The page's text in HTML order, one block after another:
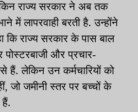
राज्य सरकार ने अब तक
में लापरवाही बरती है. उन्होंने
कि राज्य सरकार के पास बाल
पोस्टरबाजी और प्रचार-
हैं. लेकिन उन कर्मचारियों को
जो जमीनी स्तर पर बच्चों के